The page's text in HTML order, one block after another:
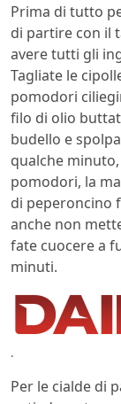
Prima di tutto
di partire con il
avere tutti gli
Tagliate le
pomodori
filo di olio
budello e
qualche
pomodori, la
di peperoncino
anche non
fate cuocere a
minuti.
.
Per le cialde di